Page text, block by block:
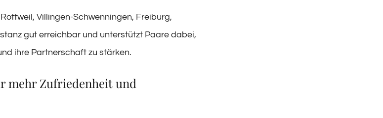
Villingen-Schwenningen, Freiburg,
gut erreichbar und unterstützt Paare dabei,
ihre Partnerschaft zu stärken.
mehr Zufriedenheit und